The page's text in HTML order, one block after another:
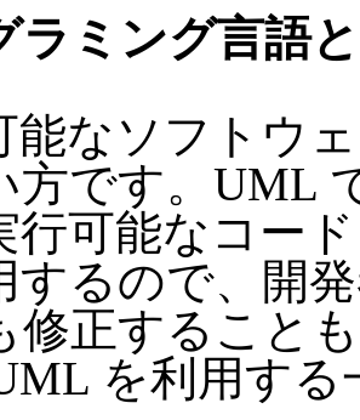
ラミング言語
能なソフトウ
方です。UML
行可能なコー
するので、開
修正すること
を利用する